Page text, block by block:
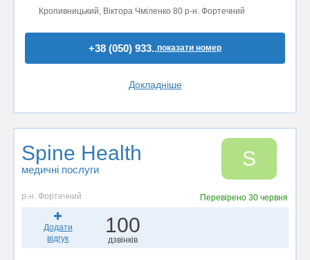
Кропивницький, Віктора Чміленко 80 р-н. Фортечний
+38 (050) 933..показати номер
Докладніше
Spine Health
медичні послуги S
р-н. Фортечний Перевірено30 червня
Додати
відгук
100
дзвінків